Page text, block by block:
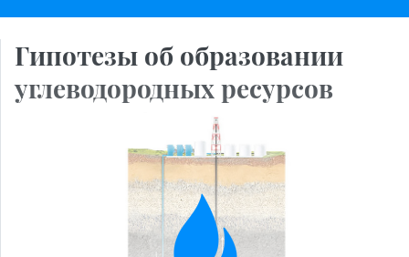
Гипотезы об образовании
углеводородных ресурсов